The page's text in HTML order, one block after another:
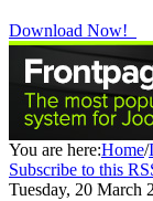
Download Now!
You are here:Home/
Subscribe to this
Tuesday, 20 March